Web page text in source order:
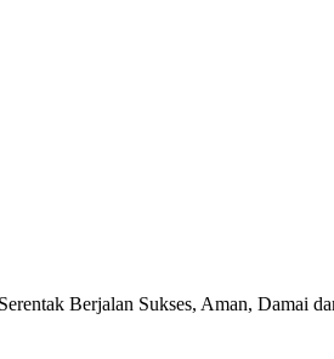
Berjalan Sukses, Aman, Damai